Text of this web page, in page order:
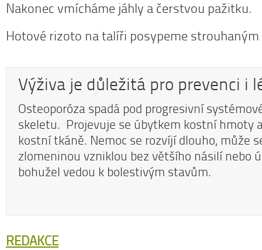
Nakonec vmícháme jáhly a čerstvou pažitku.
Hotové rizoto na talíři posypeme strouhaným
Výživa je důležitá pro prevenci i
Osteoporóza spadá pod progresivní
skeletu. Projevuje se úbytkem kostní hmoty
kostní tkáně. Nemoc se rozvíjí dlouho, může
zlomeninou vzniklou bez většího násilí nebo
bohužel vedou k bolestivým stavům.
REDAKCE